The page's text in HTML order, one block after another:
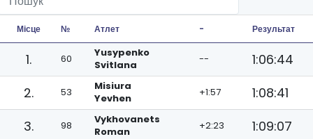
Місце № Атлет - Результат
1. 60
Yusypenko
Svitlana
--
1:06:44
2.
53
Misiura
Yevhen
+1:57
1:08:41
3.
98
Vykhovanets
Roman
+2:23
1:09:07